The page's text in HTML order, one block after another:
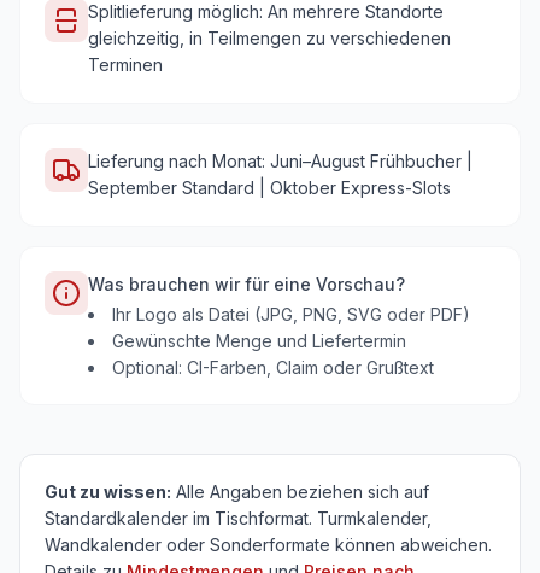
Splitlieferung möglich: An mehrere Standorte
gleichzeitig, in Teilmengen zu verschiedenen
Terminen
Lieferung nach Monat: Juni–August Frühbucher |
September Standard | Oktober Express-Slots
Was brauchen wir für eine Vorschau?
Ihr Logo als Datei (JPG, PNG, SVG oder PDF)
Gewünschte Menge und Liefertermin
Optional: CI-Farben, Claim oder Grußtext
Gut zu wissen: Alle Angaben beziehen sich auf
Standardkalender im Tischformat. Turmkalender,
Wandkalender oder Sonderformate können abweichen.